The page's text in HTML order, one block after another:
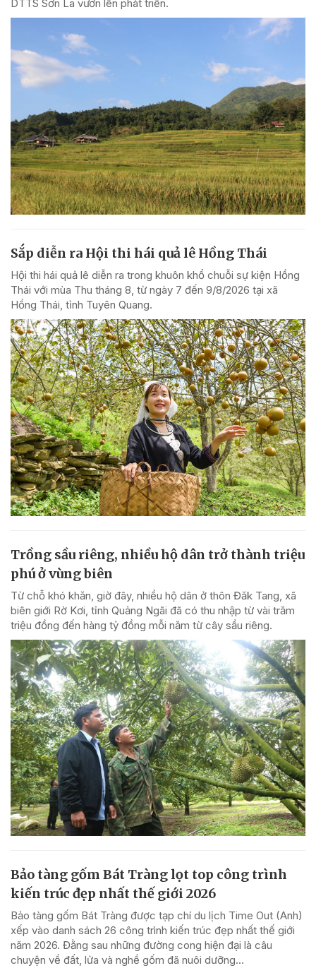
DTTS Sơn La vươn lên phát triển.
Sắp diễn ra Hội thi hái quả lê Hồng Thái
Hội thi hái quả lê diễn ra trong khuôn khổ chuỗi sự kiện Hồng
Thái với mùa Thu tháng 8, từ ngày 7 đến 9/8/2026 tại xã
Hồng Thái, tỉnh Tuyên Quang.
Trồng sầu riêng, nhiều hộ dân trở thành triệu
phú ở vùng biên
Từ chỗ khó khăn, giờ đây, nhiều hộ dân ở thôn Đăk Tang, xã
biên giới Rờ Kơi, tỉnh Quảng Ngãi đã có thu nhập từ vài trăm
triệu đồng đến hàng tỷ đồng mỗi năm từ cây sầu riêng.
Bảo tàng gốm Bát Tràng lọt top công trình
kiến trúc đẹp nhất thế giới 2026
Bảo tàng gốm Bát Tràng được tạp chí du lịch Time Out (Anh)
xếp vào danh sách 26 công trình kiến trúc đẹp nhất thế giới
năm 2026. Đằng sau những đường cong hiện đại là câu
chuyện về đất, lửa và nghề gốm đã nuôi dưỡng...